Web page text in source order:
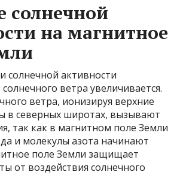
солнечной
на магнитное
солнечной активности
ветра увеличивается.
ветра, ионизируя верхние
в северных широтах, вызывают
так как в магнитном поле Земли
и молекулы азота начинают
поле Земли защищает
от воздействия солнечного